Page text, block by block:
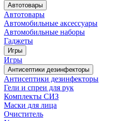
Автотовары
Автотовары
Автомобильные аксессуары
Автомобильные наборы
Гаджеты
Игры
Игры
Антисептики дезинфекторы
Антисептики дезинфекторы
Гели и спреи для рук
Комплекты СИЗ
Маски для лица
Очиститель